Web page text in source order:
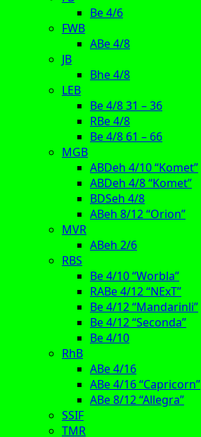
Be 4/6
FWB
ABe 4/8
JB
Bhe 4/8
LEB
Be 4/8 31 – 36
RBe 4/8
Be 4/8 61 – 66
MGB
ABDeh 4/10 “Komet”
ABDeh 4/8 “Komet”
BDSeh 4/8
ABeh 8/12 “Orion”
MVR
ABeh 2/6
RBS
Be 4/10 “Worbla”
RABe 4/12 “NExT”
Be 4/12 “Mandarinli”
Be 4/12 “Seconda”
Be 4/10
RhB
ABe 4/16
ABe 4/16 “Capricorn”
ABe 8/12 “Allegra”
SSIF
TMR